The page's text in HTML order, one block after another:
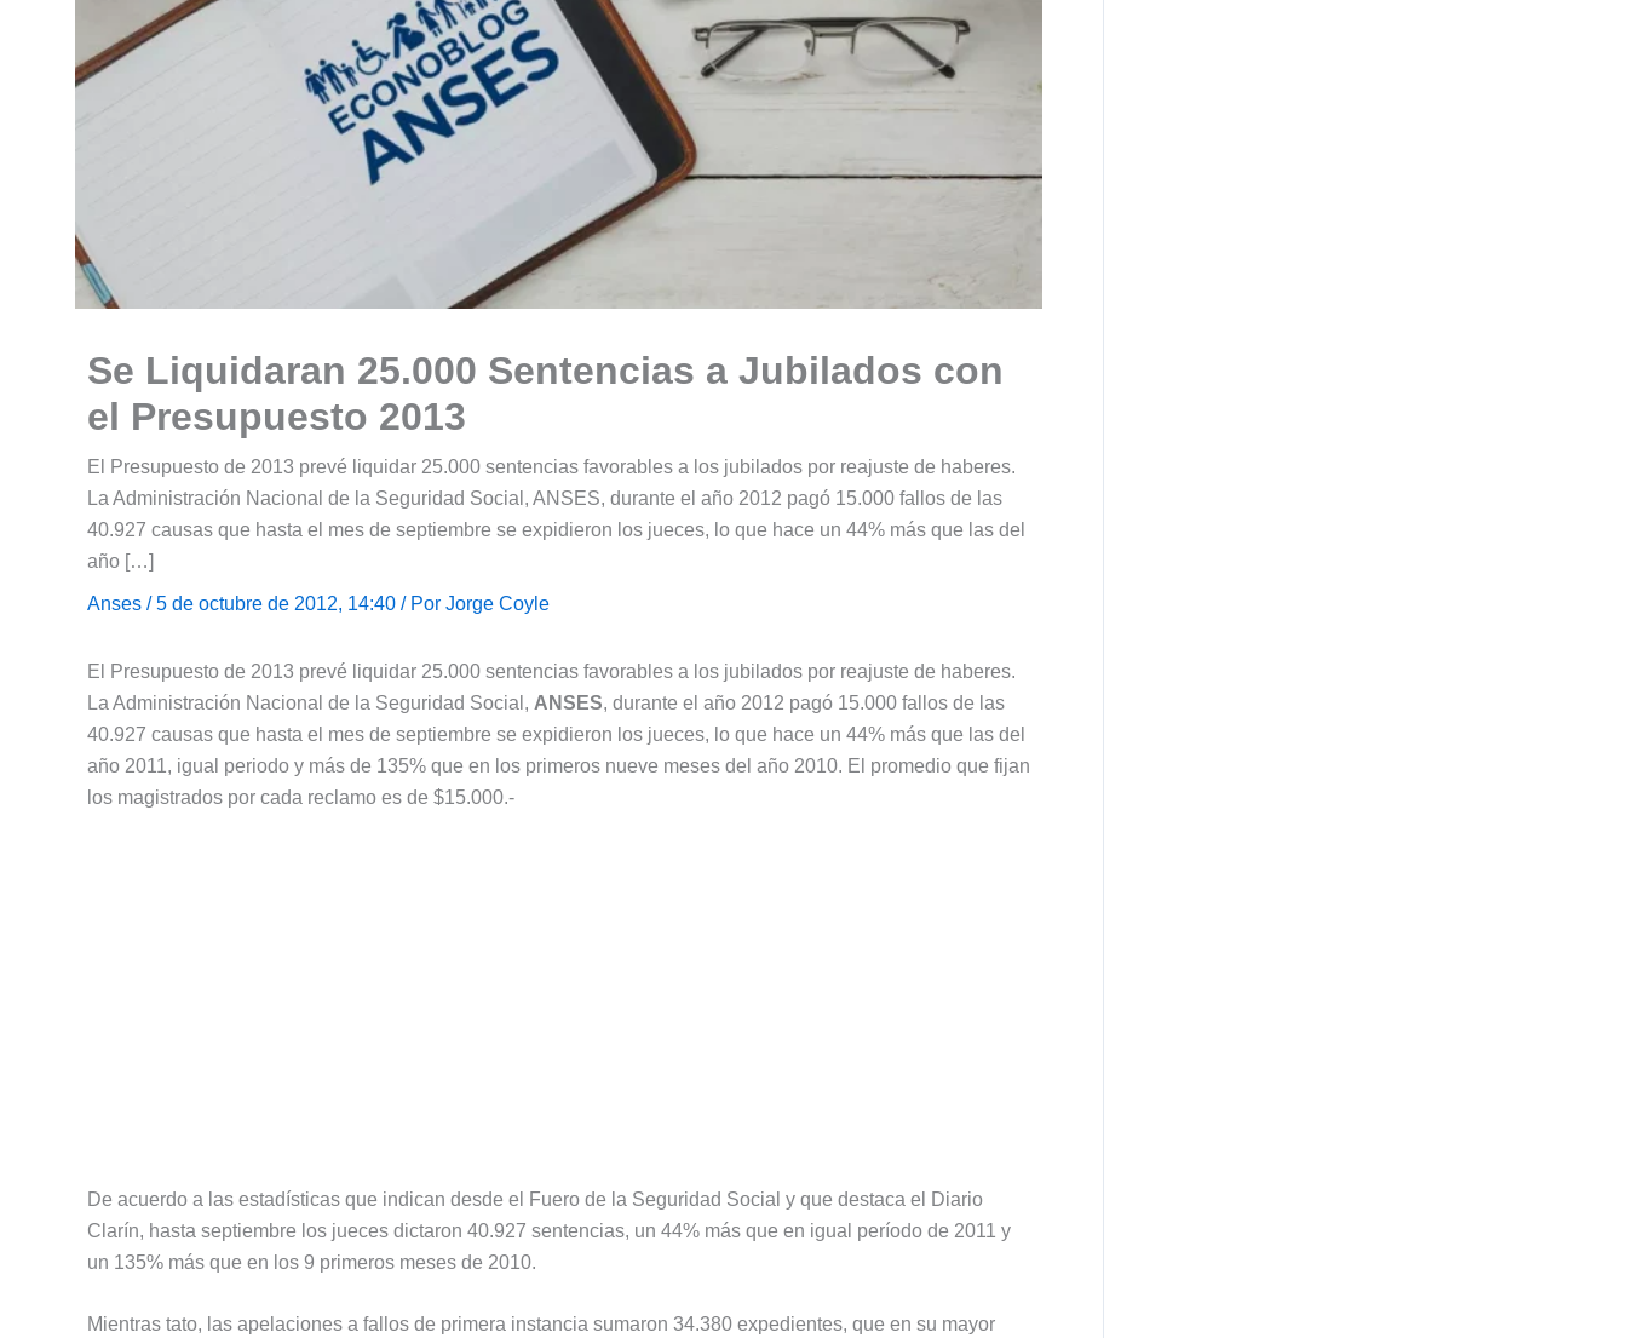
Se Liquidaran 25.000 Sentencias a Jubilados con
el Presupuesto 2013
El Presupuesto de 2013 prevé liquidar 25.000 sentencias favorables a los jubilados por reajuste de haberes.
La Administración Nacional de la Seguridad Social, ANSES, durante el año 2012 pagó 15.000 fallos de las
40.927 causas que hasta el mes de septiembre se expidieron los jueces, lo que hace un 44% más que las del
año […]
Anses / 5 de octubre de 2012, 14:40 / Por Jorge Coyle
El Presupuesto de 2013 prevé liquidar 25.000 sentencias favorables a los jubilados por reajuste de haberes.
La Administración Nacional de la Seguridad Social, ANSES, durante el año 2012 pagó 15.000 fallos de las
40.927 causas que hasta el mes de septiembre se expidieron los jueces, lo que hace un 44% más que las del
año 2011, igual periodo y más de 135% que en los primeros nueve meses del año 2010. El promedio que fijan
los magistrados por cada reclamo es de $15.000.-
De acuerdo a las estadísticas que indican desde el Fuero de la Seguridad Social y que destaca el Diario
Clarín, hasta septiembre los jueces dictaron 40.927 sentencias, un 44% más que en igual período de 2011 y
un 135% más que en los 9 primeros meses de 2010.
Mientras tato, las apelaciones a fallos de primera instancia sumaron 34.380 expedientes, que en su mayor